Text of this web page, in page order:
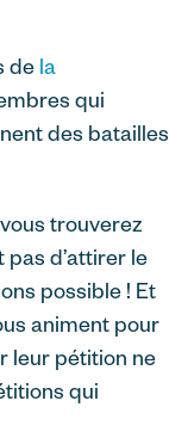
de la
qui
des batailles
trouverez
pas d’attirer le
possible ! Et
animent pour
leur pétition ne
qui